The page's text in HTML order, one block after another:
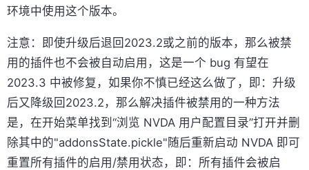
环境中使用这个版本。
注意：即使升级后退回2023.2或之前的版本，那么被禁
用的插件也不会被自动启用，这是一个 bug 有望在
2023.3 中被修复，如果你不慎已经这么做了，即：升级
后又降级回2023.2，那么解决插件被禁用的一种方法
是，在开始菜单找到“浏览 NVDA 用户配置目录”打开并删
除其中的"addonsState.pickle"随后重新启动 NVDA 即可
重置所有插件的启用/禁用状态，即：所有插件会被启